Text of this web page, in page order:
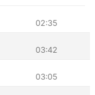
02:35
03:42
03:05